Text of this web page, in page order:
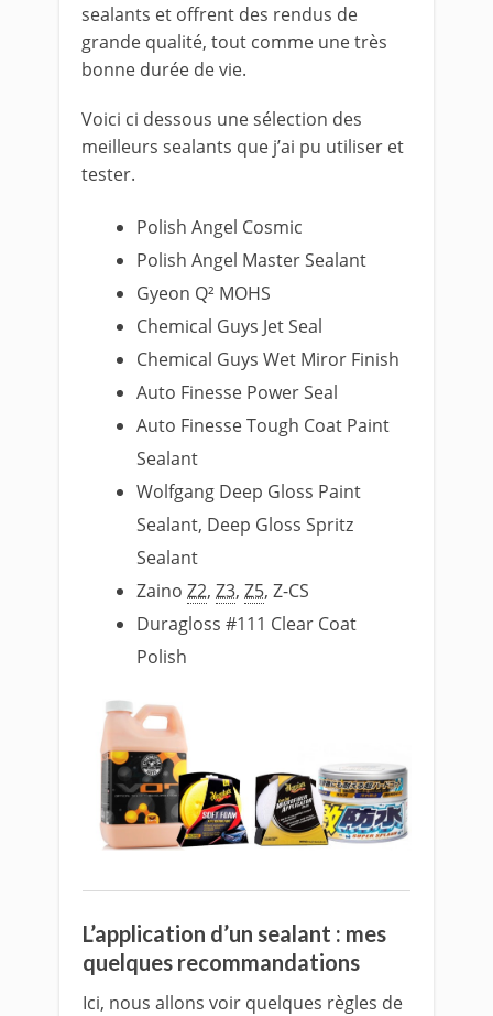
sealants et offrent des rendus de
grande qualité, tout comme une très
bonne durée de vie.
Voici ci dessous une sélection des
meilleurs sealants que j’ai pu utiliser et
tester.
Polish Angel Cosmic
Polish Angel Master Sealant
Gyeon Q² MOHS
Chemical Guys Jet Seal
Chemical Guys Wet Miror Finish
Auto Finesse Power Seal
Auto Finesse Tough Coat Paint
Sealant
Wolfgang Deep Gloss Paint
Sealant, Deep Gloss Spritz
Sealant
ZainoZ2,Z3,Z5, Z-CS
Duragloss #111 Clear Coat
Polish
L’application d’un sealant : mes
quelques recommandations
Ici, nous allons voir quelques règles de